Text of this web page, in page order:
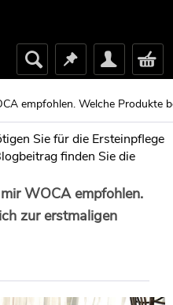
empfohlen. Welche Produkte
Sie für die Ersteinpflege
finden Sie die
WOCA empfohlen.
zur erstmaligen